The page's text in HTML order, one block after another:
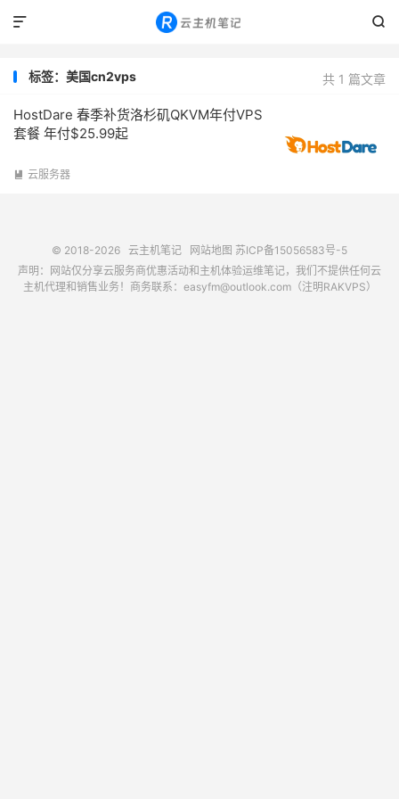


共 1 篇文章
标签：美国cn2vps
HostDare 春季补货洛杉矶QKVM年付VPS
套餐 年付$25.99起
 云服务器
© 2018-2026 云主机笔记 网站地图 苏ICP备15056583号-5
声明：网站仅分享云服务商优惠活动和主机体验运维笔记，我们不提供任何云
主机代理和销售业务！商务联系：easyfm@outlook.com（注明RAKVPS）